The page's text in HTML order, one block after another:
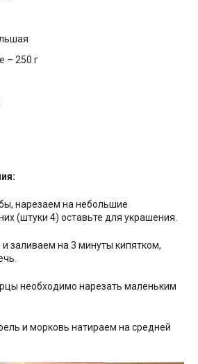
– 250 г
нарезаем на небольшие
(штуки 4) оставьте для украшения.
заливаем на 3 минуты кипятком,
необходимо нарезать маленьким
и морковь натираем на средней